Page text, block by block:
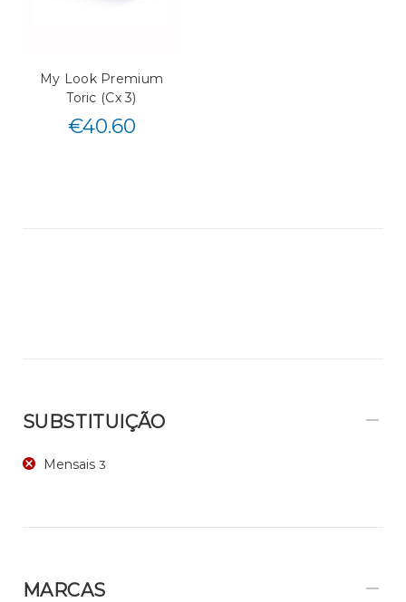
My Look Premium
Toric (Cx 3)
€40.60
SUBSTITUIÇÃO
Mensais 3
MARCAS